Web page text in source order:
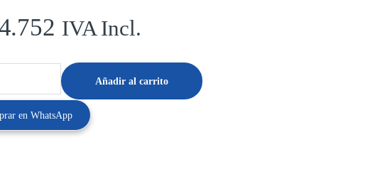
IVA Incl.
Añadir al carrito
en WhatsApp